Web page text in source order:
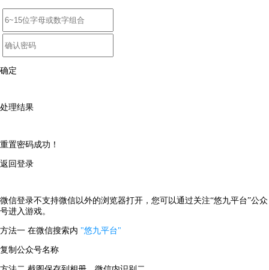
确定
处理结果
重置密码成功！
返回登录
微信登录不支持微信以外的浏览器打开，您可以通过关注“悠九平台”公众
号进入游戏。
方法一 在微信搜索内 "悠九平台"
复制公众号名称